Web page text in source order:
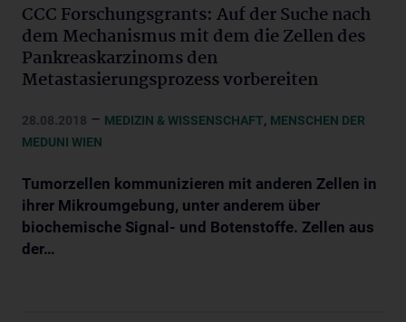
CCC Forschungsgrants: Auf der Suche nach
dem Mechanismus mit dem die Zellen des
Pankreaskarzinoms den
Metastasierungsprozess vorbereiten
28.08.2018 – MEDIZIN & WISSENSCHAFT, MENSCHEN DER
MEDUNI WIEN
Tumorzellen kommunizieren mit anderen Zellen in
ihrer Mikroumgebung, unter anderem über
biochemische Signal- und Botenstoffe. Zellen aus
der…